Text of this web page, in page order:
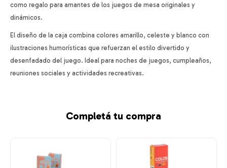
como regalo para amantes de los juegos de mesa originales y
dinámicos.
El diseño de la caja combina colores amarillo, celeste y blanco con
ilustraciones humorísticas que refuerzan el estilo divertido y
desenfadado del juego. Ideal para noches de juegos, cumpleaños,
reuniones sociales y actividades recreativas.
Completá tu compra